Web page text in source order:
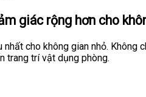
giác rộng hơn cho
cho không gian nhỏ.
trang trí vật dụng phòng.